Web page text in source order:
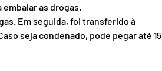
as drogas.
Em seguida, foi transferido à
seja condenado, pode pegar até 15